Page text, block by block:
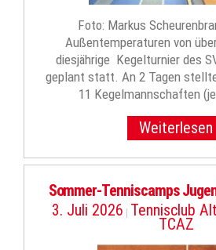
Foto: Markus
Außentemperaturen von
diesjährige Kegelturnier des
geplant statt. An 2 Tagen
11 Kegelmannschaften
Weiterlesen
Sommer-Tenniscamps
3. Juli 2026 | Tennisclub
TCAZ